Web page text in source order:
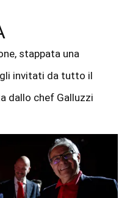
stappata una
invitati da tutto il
dallo chef Galluzzi